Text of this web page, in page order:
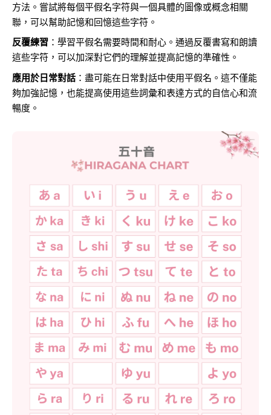
方法。嘗試將每個平假名字符與一個具體的圖像或概念相關
聯，可以幫助記憶和回憶這些字符。
反覆練習 ：學習平假名需要時間和耐心。通過反覆書寫和朗讀
這些字符，可以加深對它們的理解並提高記憶的準確性。
應用於日常對話 ：盡可能在日常對話中使用平假名。這不僅能
夠加強記憶，也能提高使用這些詞彙和表達方式的自信心和流
暢度。